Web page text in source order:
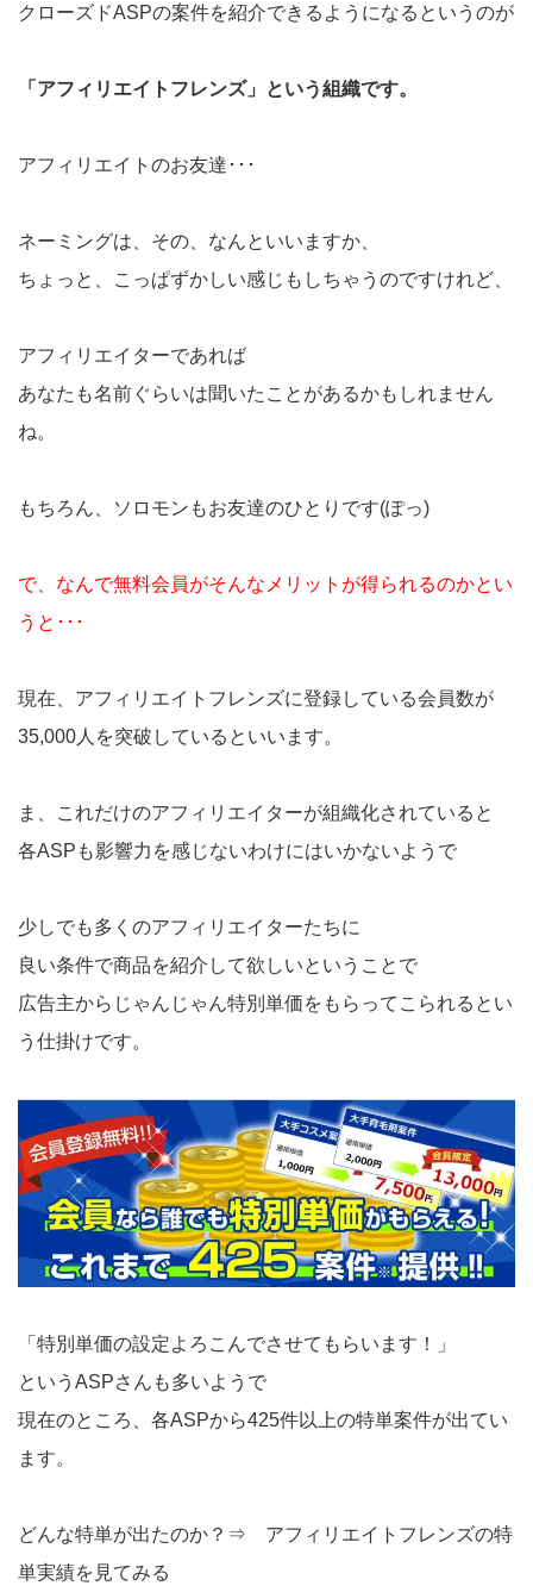
クローズドASPの案件を紹介できるようになるというのが
「アフィリエイトフレンズ」という組織です。
アフィリエイトのお友達･･･
ネーミングは、その、なんといいますか、
ちょっと、こっぱずかしい感じもしちゃうのですけれど、
アフィリエイターであれば
あなたも名前ぐらいは聞いたことがあるかもしれません
ね。
もちろん、ソロモンもお友達のひとりです(ぽっ)
で、なんで無料会員がそんなメリットが得られるのかとい
うと･･･
現在、アフィリエイトフレンズに登録している会員数が
35,000人を突破しているといいます。
ま、これだけのアフィリエイターが組織化されていると
各ASPも影響力を感じないわけにはいかないようで
少しでも多くのアフィリエイターたちに
良い条件で商品を紹介して欲しいということで
広告主からじゃんじゃん特別単価をもらってこられるとい
う仕掛けです。
「特別単価の設定よろこんでさせてもらいます！」
というASPさんも多いようで
現在のところ、各ASPから425件以上の特単案件が出てい
ます。
どんな特単が出たのか？⇒ アフィリエイトフレンズの特
単実績を見てみる